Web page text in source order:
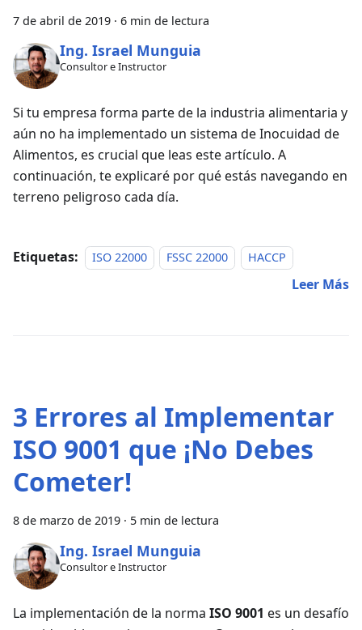
7 de abril de 2019 · 6 min de lectura
Ing. Israel Munguia
Consultor e Instructor
Si tu empresa forma parte de la industria alimentaria y
aún no ha implementado un sistema de Inocuidad de
Alimentos, es crucial que leas este artículo. A
continuación, te explicaré por qué estás navegando en
terreno peligroso cada día.
Etiquetas: ISO 22000 FSSC 22000 HACCP
Leer Más
3 Errores al Implementar
ISO 9001 que ¡No Debes
Cometer!
8 de marzo de 2019 · 5 min de lectura
Ing. Israel Munguia
Consultor e Instructor
La implementación de la norma ISO 9001 es un desafío